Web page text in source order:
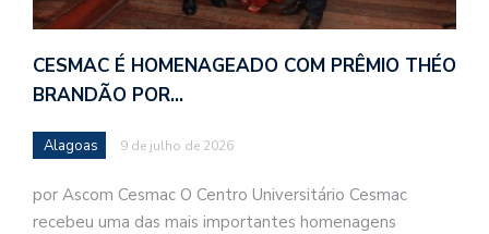
CESMAC É HOMENAGEADO COM PRÊMIO THÉO
BRANDÃO POR…
Alagoas 9 de julho de 2026
por Ascom Cesmac O Centro Universitário Cesmac
recebeu uma das mais importantes homenagens